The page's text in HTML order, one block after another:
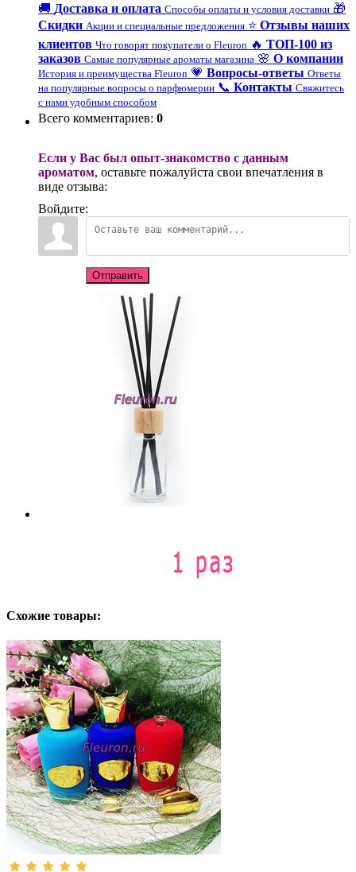
🚚 Доставка и оплата Способы оплаты и условия доставки 🎁
Скидки Акции и специальные предложения ⭐ Отзывы наших
клиентов Что говорят покупатели о Fleuron 🔥 ТОП-100 из
заказов Самые популярные ароматы магазина 🌸 О компании
История и преимущества Fleuron 💗 Вопросы-ответы Ответы
на популярные вопросы о парфюмерии 📞 Контакты Свяжитесь
с нами удобным способом
Всего комментариев: 0
Если у Вас был опыт-знакомство с данным
ароматом, оставьте пожалуйста свои впечатления в
виде отзыва:
Войдите:
Отправить
Схожие товары: